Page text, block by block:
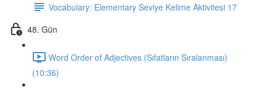
Vocabulary: Elementary Seviye Kelime Aktivitesi 17
48. Gün
Word Order of Adjectives (Sıfatların Sıralanması)
(10:36)